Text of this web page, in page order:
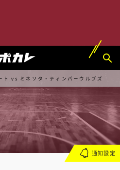
ト vs ミネソタ・ティンバーウルブズ
通知設定